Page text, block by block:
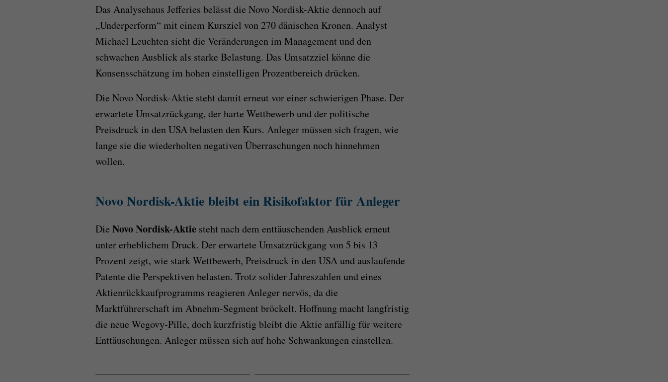
Das Analysehaus Jefferies belässt die Novo Nordisk-Aktie dennoch auf
„Underperform“ mit einem Kursziel von 270 dänischen Kronen. Analyst
Michael Leuchten sieht die Veränderungen im Management und den
schwachen Ausblick als starke Belastung. Das Umsatzziel könne die
Konsensschätzung im hohen einstelligen Prozentbereich drücken.
Die Novo Nordisk-Aktie steht damit erneut vor einer schwierigen Phase. Der
erwartete Umsatzrückgang, der harte Wettbewerb und der politische
Preisdruck in den USA belasten den Kurs. Anleger müssen sich fragen, wie
lange sie die wiederholten negativen Überraschungen noch hinnehmen
wollen.
Novo Nordisk-Aktie bleibt ein Risikofaktor für Anleger
Die Novo Nordisk-Aktie steht nach dem enttäuschenden Ausblick erneut
unter erheblichem Druck. Der erwartete Umsatzrückgang von 5 bis 13
Prozent zeigt, wie stark Wettbewerb, Preisdruck in den USA und auslaufende
Patente die Perspektiven belasten. Trotz solider Jahreszahlen und eines
Aktienrückkaufprogramms reagieren Anleger nervös, da die
Marktführerschaft im Abnehm-Segment bröckelt. Hoffnung macht langfristig
die neue Wegovy-Pille, doch kurzfristig bleibt die Aktie anfällig für weitere
Enttäuschungen. Anleger müssen sich auf hohe Schwankungen einstellen.